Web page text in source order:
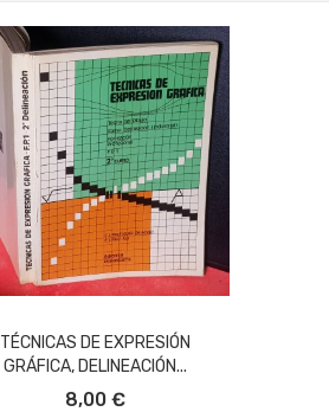
TÉCNICAS DE EXPRESIÓN
GRÁFICA, DELINEACIÓN...
8,00 €